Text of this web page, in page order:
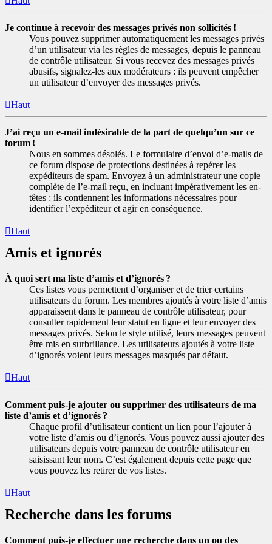
Je continue à recevoir des messages privés non sollicités !
Vous pouvez supprimer automatiquement les messages privés
d’un utilisateur via les règles de messages, depuis le panneau
de contrôle utilisateur. Si vous recevez des messages privés
abusifs, signalez-les aux modérateurs : ils peuvent empêcher
un utilisateur d’envoyer des messages privés.
Haut
J’ai reçu un e-mail indésirable de la part de quelqu’un sur ce
forum !
Nous en sommes désolés. Le formulaire d’envoi d’e-mails de
ce forum dispose de protections destinées à repérer les
expéditeurs de spam. Envoyez à un administrateur une copie
complète de l’e-mail reçu, en incluant impérativement les en-
têtes : ils contiennent les informations nécessaires pour
identifier l’expéditeur et agir en conséquence.
Haut
Amis et ignorés
À quoi sert ma liste d’amis et d’ignorés ?
Ces listes vous permettent d’organiser et de trier certains
utilisateurs du forum. Les membres ajoutés à votre liste d’amis
apparaissent dans le panneau de contrôle utilisateur, pour
consulter rapidement leur statut en ligne et leur envoyer des
messages privés. Selon le style utilisé, leurs messages peuvent
être mis en surbrillance. Les utilisateurs ajoutés à votre liste
d’ignorés voient leurs messages masqués par défaut.
Haut
Comment puis-je ajouter ou supprimer des utilisateurs de ma
liste d’amis et d’ignorés ?
Chaque profil d’utilisateur contient un lien pour l’ajouter à
votre liste d’amis ou d’ignorés. Vous pouvez aussi ajouter des
utilisateurs depuis votre panneau de contrôle utilisateur en
saisissant leur nom. C’est également depuis cette page que
vous pouvez les retirer de vos listes.
Haut
Recherche dans les forums
Comment puis-je effectuer une recherche dans un ou des